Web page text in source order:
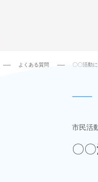
よくある質問 〇〇活動
市民活
〇